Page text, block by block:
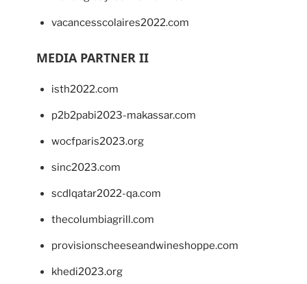
vacancesscolaires2022.com
MEDIA PARTNER II
isth2022.com
p2b2pabi2023-makassar.com
wocfparis2023.org
sinc2023.com
scdlqatar2022-qa.com
thecolumbiagrill.com
provisionscheeseandwineshoppe.com
khedi2023.org